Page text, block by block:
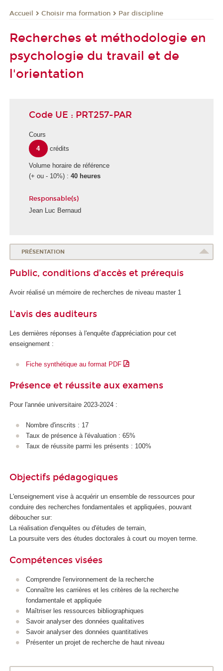
Accueil Choisir ma formation Par discipline
Recherches et méthodologie en
psychologie du travail et de
l'orientation
Code UE : PRT257-PAR
Cours
4
crédits
Volume horaire de référence
(+ ou - 10%) : 40 heures
Responsable(s)
Jean Luc Bernaud
PRÉSENTATION
Public, conditions d’accès et prérequis
Avoir réalisé un mémoire de recherches de niveau master 1
L'avis des auditeurs
Les dernières réponses à l'enquête d'appréciation pour cet
enseignement :
Fiche synthétique au format PDF
Présence et réussite aux examens
Pour l'année universitaire 2023-2024 :
Nombre d'inscrits : 17
Taux de présence à l'évaluation : 65%
Taux de réussite parmi les présents : 100%
Objectifs pédagogiques
L'enseignement vise à acquérir un ensemble de ressources pour
conduire des recherches fondamentales et appliquées, pouvant
déboucher sur:
La réalisation d'enquêtes ou d'études de terrain,
La poursuite vers des études doctorales à court ou moyen terme.
Compétences visées
Comprendre l'environnement de la recherche
Connaître les carrières et les critères de la recherche
fondamentale et appliquée
Maîtriser les ressources bibliographiques
Savoir analyser des données qualitatives
Savoir analyser des données quantitatives
Présenter un projet de recherche de haut niveau